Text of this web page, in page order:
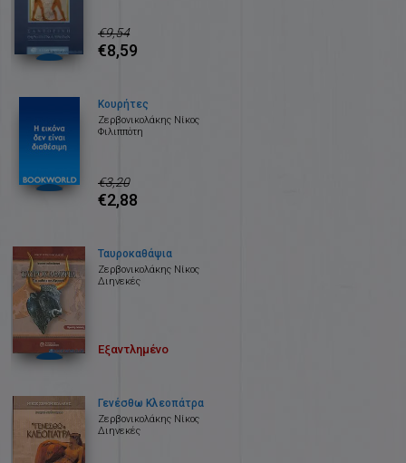
€9,54
€8,59
Κουρήτες
Ζερβονικολάκης Νίκος
Φιλιππότη
€3,20
€2,88
Ταυροκαθάψια
Ζερβονικολάκης Νίκος
Διηνεκές
Εξαντλημένο
Γενέσθω Κλεοπάτρα
Ζερβονικολάκης Νίκος
Διηνεκές